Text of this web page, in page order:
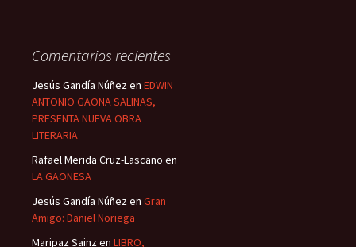
Comentarios recientes
Jesús Gandía Núñezen EDWIN
ANTONIO GAONA SALINAS,
PRESENTA NUEVA OBRA
LITERARIA
Rafael Merida Cruz-Lascano en
LA GAONESA
Jesús Gandía Núñezen Gran
Amigo: Daniel Noriega
Maripaz Sainzen LIBRO,